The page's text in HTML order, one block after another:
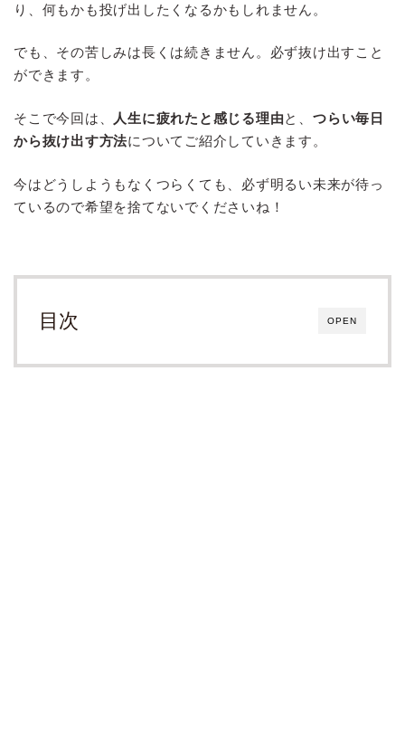
り、何もかも投げ出したくなるかもしれません。
でも、その苦しみは長くは続きません。必ず抜け出すこと
ができます。
そこで今回は、 人生に疲れたと感じる理由と、 つらい毎日
から抜け出す方法についてご紹介していきます。
今はどうしようもなくつらくても、必ず明るい未来が待っ
ているので希望を捨てないでくださいね！
OPEN
目次